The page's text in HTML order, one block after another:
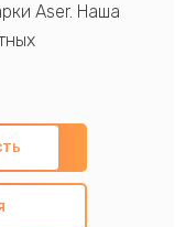
Aser. Наша
и
ремонт с
компонентов, а
- предоставить